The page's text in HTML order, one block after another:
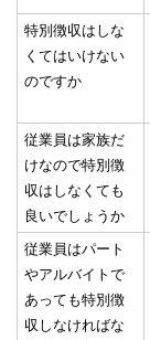
特別徴収はしな
くてはいけない
のですか
従業員は家族だ
けなので特別徴
収はしなくても
良いでしょうか
従業員はパート
やアルバイトで
あっても特別徴
収しなければな